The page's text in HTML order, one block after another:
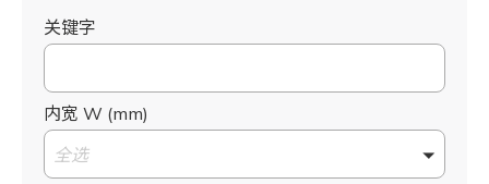
关键字
内宽 W (mm)
全选